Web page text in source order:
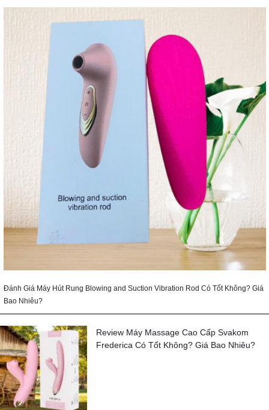
Đánh Giá Máy Hút Rung Blowing and Suction Vibration Rod Có Tốt Không? Giá
Bao Nhiêu?
Review Máy Massage Cao Cấp Svakom
Frederica Có Tốt Không? Giá Bao Nhiêu?